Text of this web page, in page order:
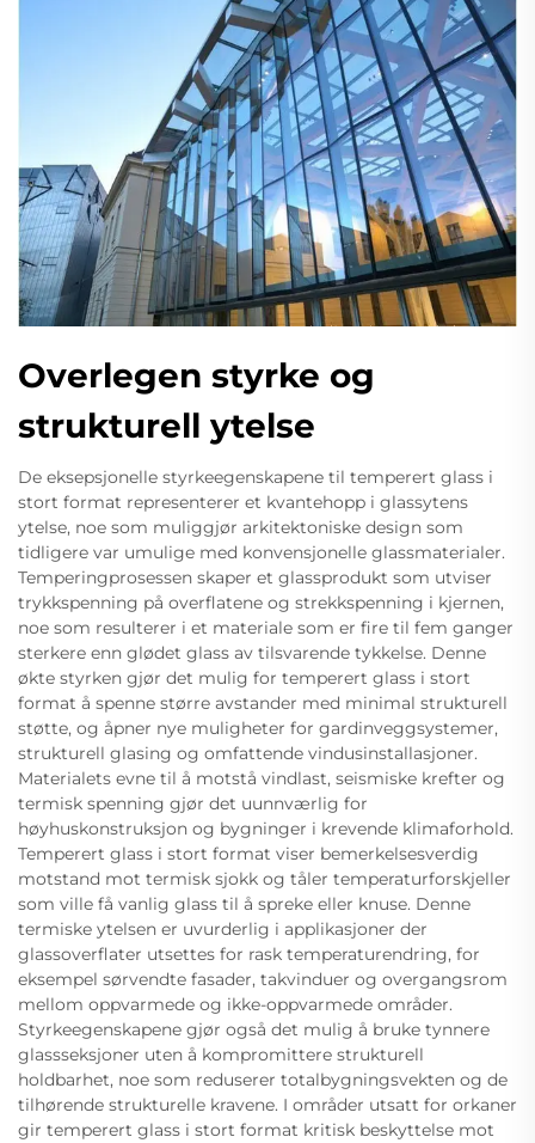
Overlegen styrke og
strukturell ytelse
De eksepsjonelle styrkeegenskapene til temperert glass i
stort format representerer et kvantehopp i glassytens
ytelse, noe som muliggjør arkitektoniske design som
tidligere var umulige med konvensjonelle glassmaterialer.
Temperingprosessen skaper et glassprodukt som utviser
trykkspenning på overflatene og strekkspenning i kjernen,
noe som resulterer i et materiale som er fire til fem ganger
sterkere enn glødet glass av tilsvarende tykkelse. Denne
økte styrken gjør det mulig for temperert glass i stort
format å spenne større avstander med minimal strukturell
støtte, og åpner nye muligheter for gardinveggsystemer,
strukturell glasing og omfattende vindusinstallasjoner.
Materialets evne til å motstå vindlast, seismiske krefter og
termisk spenning gjør det uunnværlig for
høyhuskonstruksjon og bygninger i krevende klimaforhold.
Temperert glass i stort format viser bemerkelsesverdig
motstand mot termisk sjokk og tåler temperaturforskjeller
som ville få vanlig glass til å spreke eller knuse. Denne
termiske ytelsen er uvurderlig i applikasjoner der
glassoverflater utsettes for rask temperaturendring, for
eksempel sørvendte fasader, takvinduer og overgangsrom
mellom oppvarmede og ikke-oppvarmede områder.
Styrkeegenskapene gjør også det mulig å bruke tynnere
glassseksjoner uten å kompromittere strukturell
holdbarhet, noe som reduserer totalbygningsvekten og de
tilhørende strukturelle kravene. I områder utsatt for orkaner
gir temperert glass i stort format kritisk beskyttelse mot